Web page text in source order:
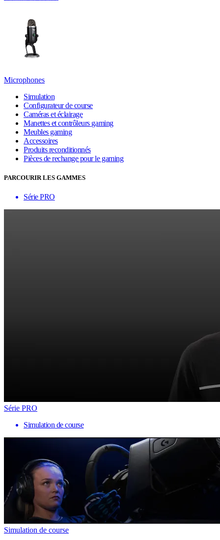
Microphones
Simulation
Configurateur de course
Caméras et éclairage
Manettes et contrôleurs gaming
Meubles gaming
Accessoires
Produits reconditionnés
Pièces de rechange pour le gaming
PARCOURIR LES GAMMES
Série PRO
Série PRO
Simulation de course
Simulation de course